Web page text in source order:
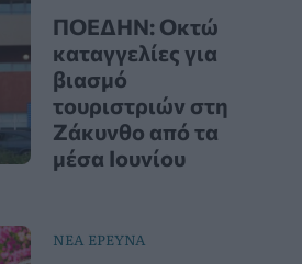
ΠΟΕΔΗΝ: Οκτώ
καταγγελίες για
βιασμό
τουριστριών στη
Ζάκυνθο από τα
μέσα Ιουνίου
ΝΕΑ ΕΡΕΥΝΑ